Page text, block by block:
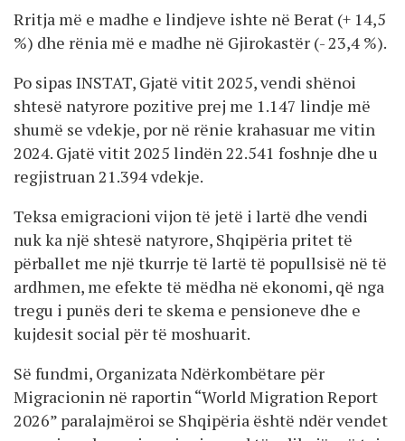
Rritja më e madhe e lindjeve ishte në Berat (+ 14,5
%) dhe rënia më e madhe në Gjirokastër (- 23,4 %).
Po sipas INSTAT, Gjatë vitit 2025, vendi shënoi
shtesë natyrore pozitive prej me 1.147 lindje më
shumë se vdekje, por në rënie krahasuar me vitin
2024. Gjatë vitit 2025 lindën 22.541 foshnje dhe u
regjistruan 21.394 vdekje.
Teksa emigracioni vijon të jetë i lartë dhe vendi
nuk ka një shtesë natyrore, Shqipëria pritet të
përballet me një tkurrje të lartë të popullsisë në të
ardhmen, me efekte të mëdha në ekonomi, që nga
tregu i punës deri te skema e pensioneve dhe e
kujdesit social për të moshuarit.
Së fundmi, Organizata Ndërkombëtare për
Migracionin në raportin “World Migration Report
2026” paralajmëroi se Shqipëria është ndër vendet